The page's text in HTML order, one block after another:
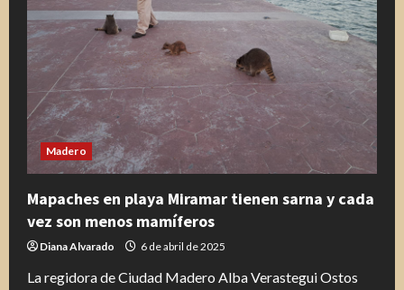
apoyo
solidario
al
pueblo
de
Reynosa
Madero
Mapaches en playa Miramar tienen sarna y cada
vez son menos mamíferos
Diana Alvarado 6 de abril de 2025
La regidora de Ciudad Madero Alba Verastegui Ostos